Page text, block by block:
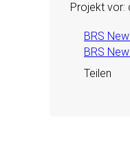
Projekt vor:
BRS
BRS
Teilen